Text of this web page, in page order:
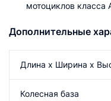
мотоциклов класса
Дополнительные
Длина х Ширина х
Колесная база